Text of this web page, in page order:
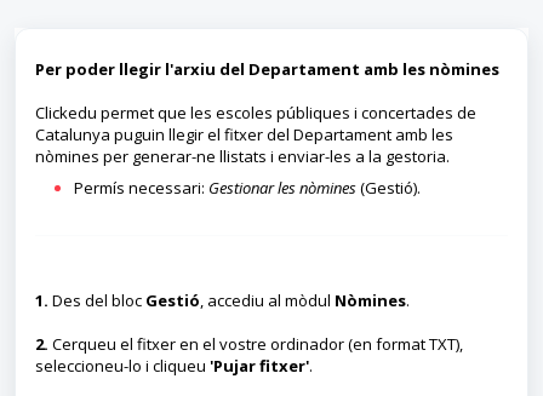
Per poder llegir l'arxiu del Departament amb les nòmines
Clickedu permet que les escoles públiques i concertades de
Catalunya puguin llegir el fitxer del Departament amb les
nòmines per generar-ne llistats i enviar-les a la gestoria.
Permís necessari: Gestionar les nòmines(Gestió).
1. Des del bloc Gestió, accediu al mòdul Nòmines.
2. Cerqueu el fitxer en el vostre ordinador (en format TXT),
seleccioneu-lo i cliqueu 'Pujar fitxer'.